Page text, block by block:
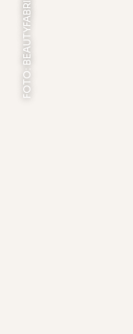
FOTO: BEAUTYFABRIEQ